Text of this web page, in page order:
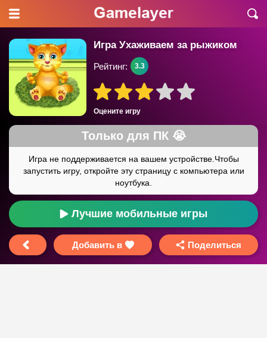
Игра Ухаживаем за рыжиком
Оцените игру
Рейтинг: 3.3
Лучшие мобильные игры
Добавить в Поделиться